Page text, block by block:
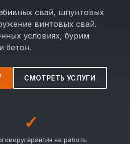
свай, шпунтовых
винтовых свай.
условиях, бурим
бетон.
СМОТРЕТЬ УСЛУГИ
✓
гарантия на работы